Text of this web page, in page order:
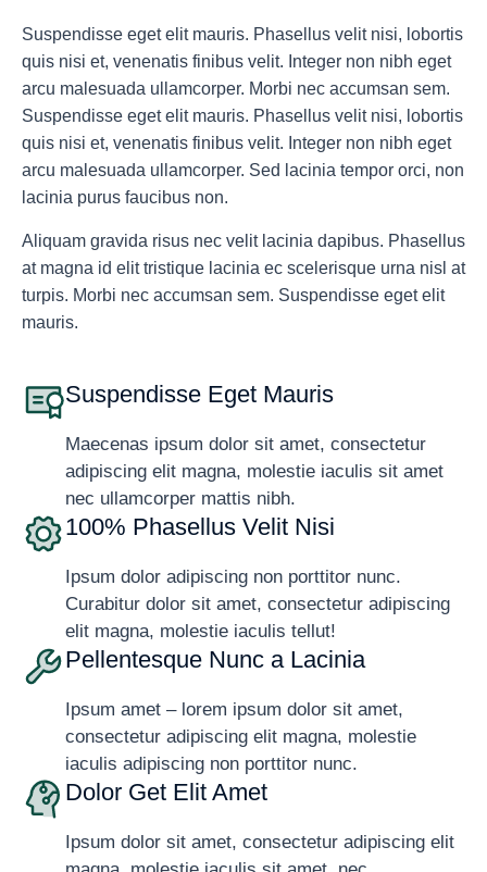
Suspendisse eget elit mauris. Phasellus velit nisi, lobortis
quis nisi et, venenatis finibus velit. Integer non nibh eget
arcu malesuada ullamcorper. Morbi nec accumsan sem.
Suspendisse eget elit mauris. Phasellus velit nisi, lobortis
quis nisi et, venenatis finibus velit. Integer non nibh eget
arcu malesuada ullamcorper. Sed lacinia tempor orci, non
lacinia purus faucibus non.
Aliquam gravida risus nec velit lacinia dapibus. Phasellus
at magna id elit tristique lacinia ec scelerisque urna nisl at
turpis. Morbi nec accumsan sem. Suspendisse eget elit
mauris.
Suspendisse Eget Mauris
Maecenas ipsum dolor sit amet, consectetur
adipiscing elit magna, molestie iaculis sit amet
nec ullamcorper mattis nibh.
100% Phasellus Velit Nisi
Ipsum dolor adipiscing non porttitor nunc.
Curabitur dolor sit amet, consectetur adipiscing
elit magna, molestie iaculis tellut!
Pellentesque Nunc a Lacinia
Ipsum amet – lorem ipsum dolor sit amet,
consectetur adipiscing elit magna, molestie
iaculis adipiscing non porttitor nunc.
Dolor Get Elit Amet
Ipsum dolor sit amet, consectetur adipiscing elit